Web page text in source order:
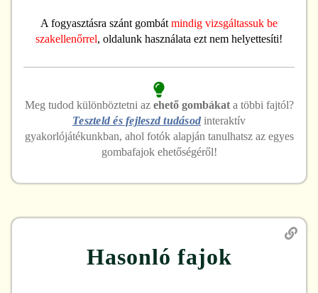
A fogyasztásra szánt gombát mindig vizsgáltassuk be
szakellenőrrel, oldalunk használata ezt nem helyettesíti!
Meg tudod különböztetni az ehetőgombákata többi fajtól?
Teszteld és fejleszd tudásod interaktív
gyakorlójátékunkban, ahol fotók alapján tanulhatsz az egyes
gombafajok ehetőségéről!
Hasonló fajok